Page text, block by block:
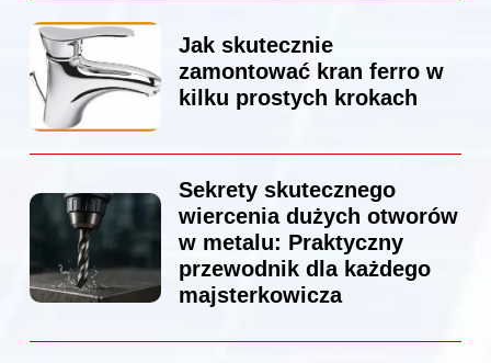
Jak skutecznie
zamontować kran ferro w
kilku prostych krokach
Sekrety skutecznego
wiercenia dużych otworów
w metalu: Praktyczny
przewodnik dla każdego
majsterkowicza